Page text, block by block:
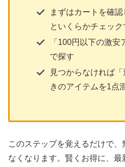
まずはカートを確
といくらかチェック
「100円以下の激
で探す
見つからなければ
きのアイテムを1点
このステップを覚えるだけで
なくなります。賢くお得に、